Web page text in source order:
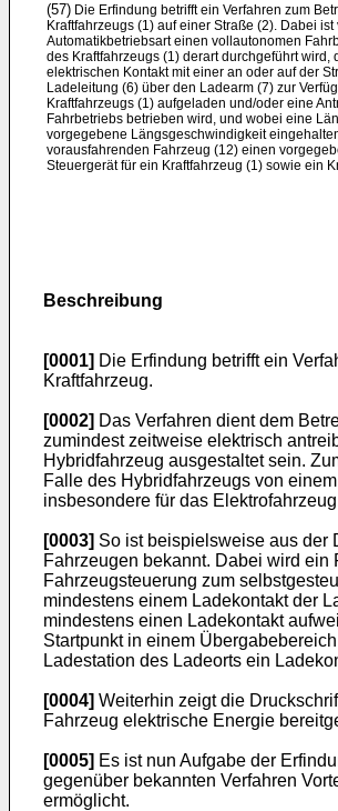
(57) Die Erfindung betrifft ein Verfahren zum
Kraftfahrzeugs (1) auf einer Straße (2). Dabei
Automatikbetriebsart einen vollautonomen
des Kraftfahrzeugs (1) derart durchgeführt
elektrischen Kontakt mit einer an oder auf der
Ladeleitung (6) über den Ladearm (7) zur
Kraftfahrzeugs (1) aufgeladen und/oder eine
Fahrbetriebs betrieben wird, und wobei eine
vorgegebene Längsgeschwindigkeit
vorausfahrenden Fahrzeug (12) einen
Steuergerät für ein Kraftfahrzeug (1) sowie ein
Beschreibung
[0001] Die Erfindung betrifft ein
Kraftfahrzeug.
[0002] Das Verfahren dient dem
zumindest zeitweise elektrisch
Hybridfahrzeug ausgestaltet sein.
Falle des Hybridfahrzeugs von
insbesondere für das
[0003] So ist beispielsweise aus der
Fahrzeugen bekannt. Dabei wird
Fahrzeugsteuerung zum
mindestens einem Ladekontakt der
mindestens einen Ladekontakt
Startpunkt in einem
Ladestation des Ladeorts ein
[0004] Weiterhin zeigt die
Fahrzeug elektrische Energie
[0005] Es ist nun Aufgabe der
gegenüber bekannten Verfahren
ermöglicht.